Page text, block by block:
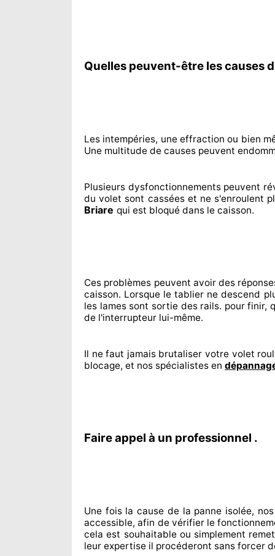
Quelles peuvent-être les causes
Les intempéries, une effraction ou bien
Une multitude de causes peuvent
Plusieurs dysfonctionnements peuvent
du volet sont casséeset ne s'enroulent
Briare qui est bloqué dans le caisson.
Ces problèmes peuvent avoir des
caisson. Lorsque le tablier ne descend
les lames sont sortiedes rails. pour finir,
de l'interrupteur lui-même.
Il ne faut jamais brutaliser votre volet
blocage, et nos spécialistes en
Faire appel à un professionnel .
Une fois la cause de la panne isolée,
accessible, afin de vérifier le
cela est souhaitableou simplement
leur expertise il procéderont sans forcer